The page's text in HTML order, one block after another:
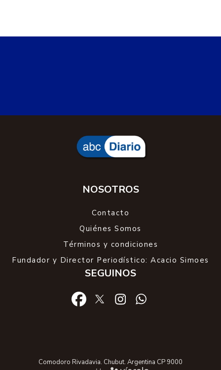
NOSOTROS
Contacto
Quiénes Somos
Términos y condiciones
Fundador y Director Periodístico: Acacio Simoes
SEGUINOS
Comodoro Rivadavia. Chubut. Argentina CP 9000